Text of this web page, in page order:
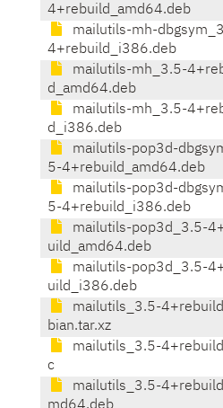
4+rebuild_amd64.deb
mailutils-mh-
4+rebuild_i386.deb
mailutils-mh_3.5-
d_amd64.deb
mailutils-mh_3.5-
d_i386.deb
mailutils-pop3d-
5-4+rebuild_amd64.deb
mailutils-pop3d-
5-4+rebuild_i386.deb
mailutils-pop3d_3.5-
uild_amd64.deb
mailutils-pop3d_3.5-
uild_i386.deb
mailutils_3.5-
bian.tar.xz
mailutils_3.5-
c
mailutils_3.5-